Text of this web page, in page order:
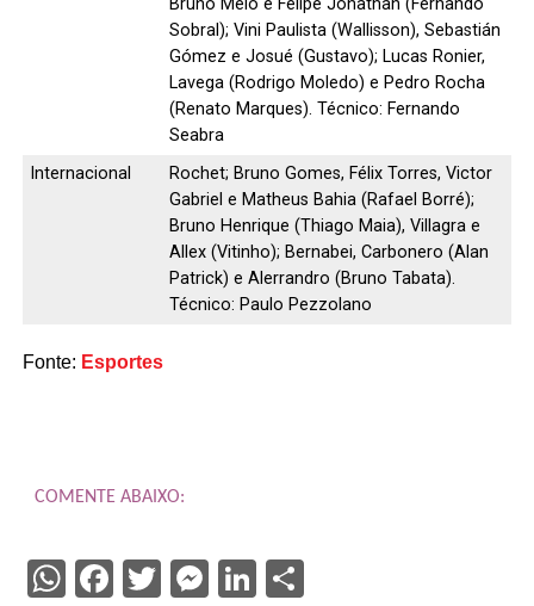
Bruno Melo e Felipe Jonathan (Fernando
Sobral); Vini Paulista (Wallisson), Sebastián
Gómez e Josué (Gustavo); Lucas Ronier,
Lavega (Rodrigo Moledo) e Pedro Rocha
(Renato Marques). Técnico: Fernando
Seabra
Internacional
Rochet; Bruno Gomes, Félix Torres, Victor
Gabriel e Matheus Bahia (Rafael Borré);
Bruno Henrique (Thiago Maia), Villagra e
Allex (Vitinho); Bernabei, Carbonero (Alan
Patrick) e Alerrandro (Bruno Tabata).
Técnico: Paulo Pezzolano
Fonte: Esportes
COMENTE ABAIXO:
WhatsApp
Facebook
Twitter
Messenger
LinkedIn
Share